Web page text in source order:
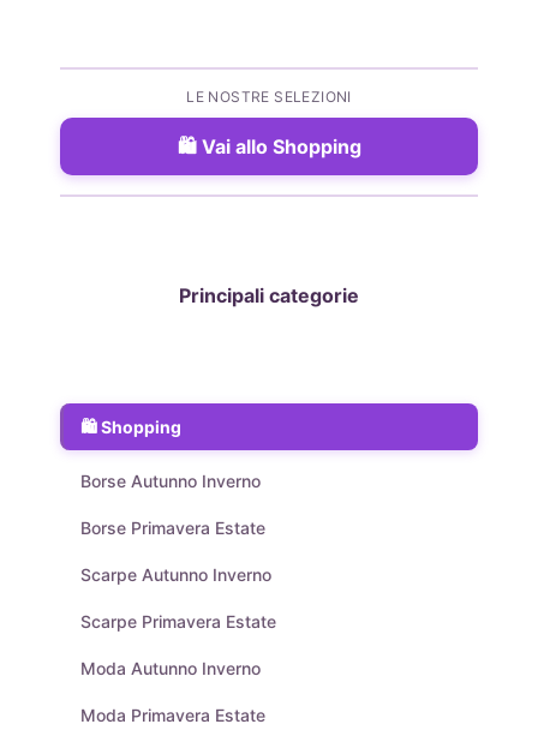
LE NOSTRE SELEZIONI
Vai allo Shopping
Principali categorie
Shopping
Borse Autunno Inverno
Borse Primavera Estate
Scarpe Autunno Inverno
Scarpe Primavera Estate
Moda Autunno Inverno
Moda Primavera Estate